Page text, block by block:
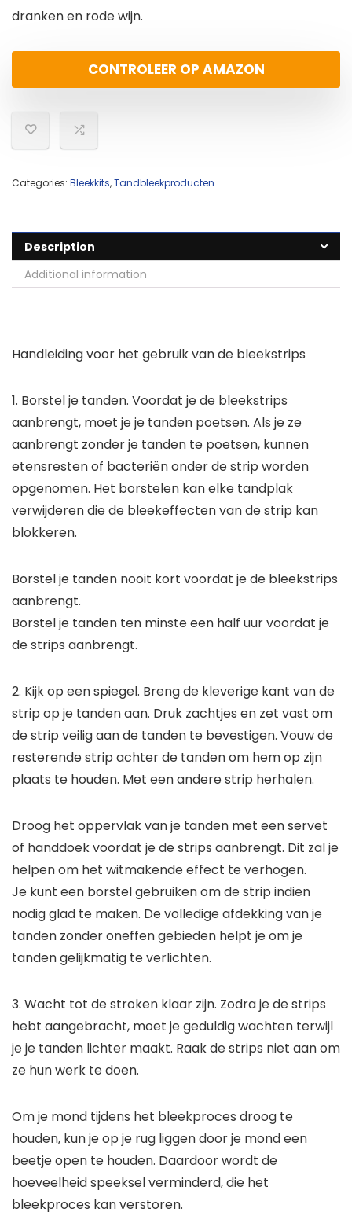
dranken en rode wijn.
CONTROLEER OP AMAZON
Categories: Bleekkits,Tandbleekproducten
Description
Additional information
Handleiding voor het gebruik van de bleekstrips
1. Borstel je tanden. Voordat je de bleekstrips
aanbrengt, moet je je tanden poetsen. Als je ze
aanbrengt zonder je tanden te poetsen, kunnen
etensresten of bacteriën onder de strip worden
opgenomen. Het borstelen kan elke tandplak
verwijderen die de bleekeffecten van de strip kan
blokkeren.
Borstel je tanden nooit kort voordat je de bleekstrips
aanbrengt.
Borstel je tanden ten minste een half uur voordat je
de strips aanbrengt.
2. Kijk op een spiegel. Breng de kleverige kant van de
strip op je tanden aan. Druk zachtjes en zet vast om
de strip veilig aan de tanden te bevestigen. Vouw de
resterende strip achter de tanden om hem op zijn
plaats te houden. Met een andere strip herhalen.
Droog het oppervlak van je tanden met een servet
of handdoek voordat je de strips aanbrengt. Dit zal je
helpen om het witmakende effect te verhogen.
Je kunt een borstel gebruiken om de strip indien
nodig glad te maken. De volledige afdekking van je
tanden zonder oneffen gebieden helpt je om je
tanden gelijkmatig te verlichten.
3. Wacht tot de stroken klaar zijn. Zodra je de strips
hebt aangebracht, moet je geduldig wachten terwijl
je je tanden lichter maakt. Raak de strips niet aan om
ze hun werk te doen.
Om je mond tijdens het bleekproces droog te
houden, kun je op je rug liggen door je mond een
beetje open te houden. Daardoor wordt de
hoeveelheid speeksel verminderd, die het
bleekproces kan verstoren.